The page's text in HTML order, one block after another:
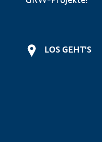
LOS GEHT'S